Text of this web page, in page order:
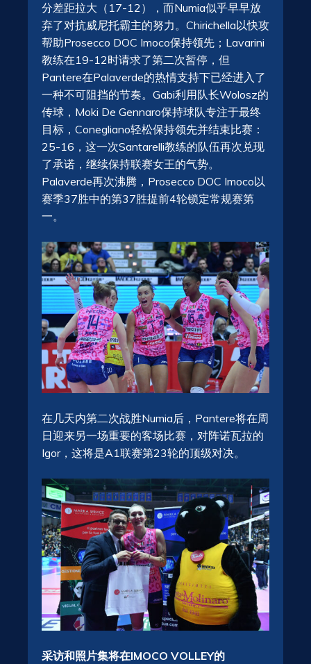
分差距拉大（17-12），而Numia似乎早早放
弃了对抗威尼托霸主的努力。Chirichella以快攻
帮助Prosecco DOC Imoco保持领先；Lavarini
教练在19-12时请求了第二次暂停，但
Pantere在Palaverde的热情支持下已经进入了
一种不可阻挡的节奏。Gabi利用队长Wolosz的
传球，Moki De Gennaro保持球队专注于最终
目标，Conegliano轻松保持领先并结束比赛：
25-16，这一次Santarelli教练的队伍再次兑现
了承诺，继续保持联赛女王的气势。
Palaverde再次沸腾，Prosecco DOC Imoco以
赛季37胜中的第37胜提前4轮锁定常规赛第
一。
在几天内第二次战胜Numia后，Pantere将在周
日迎来另一场重要的客场比赛，对阵诺瓦拉的
Igor，这将是A1联赛第23轮的顶级对决。
采访和照片集将在IMOCO VOLLEY的